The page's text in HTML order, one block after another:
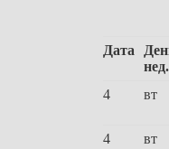
Дата
нед.
4 вт
4
вт